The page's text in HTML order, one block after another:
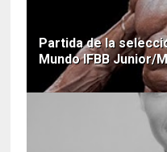
Partida de la
Mundo IFBB Junior/